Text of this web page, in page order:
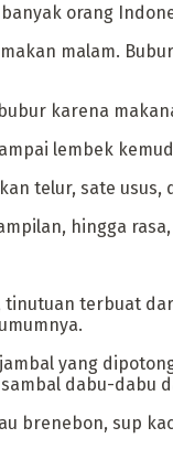
orang
malam.
karena
lembek
telur, sate usus,
hingga
terbuat
yang
dabu-dabu
brenebon, sup